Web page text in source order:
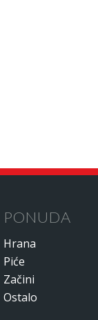
PONUDA
Hrana
Piće
Začini
Ostalo